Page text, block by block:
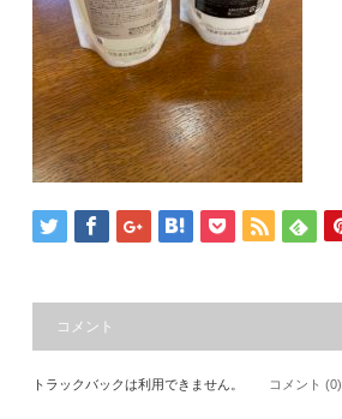
コメント
トラックバックは利用できません。 コメント (0)